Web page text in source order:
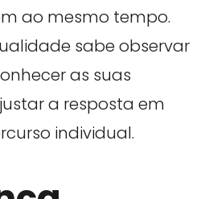
ao mesmo tempo.
sabe observar
as suas
a resposta em
individual.